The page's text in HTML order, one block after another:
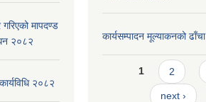
मापदण्ड
२०८२
२०८२
कार्यसम्पादन मूल्या‌कनको ढाँचा
Pages
1 2
next ›